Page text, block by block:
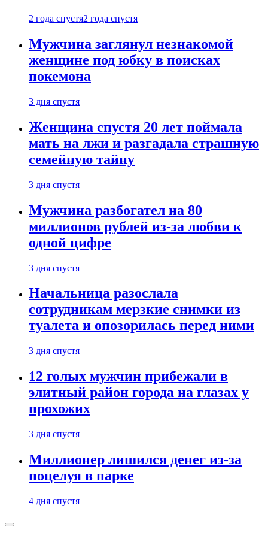
2 года спустя2 года спустя
Мужчина заглянул незнакомой
женщине под юбку в поисках
покемона
3 дня спустя
Женщина спустя 20 лет поймала
мать на лжи и разгадала страшную
семейную тайну
3 дня спустя
Мужчина разбогател на 80
миллионов рублей из-за любви к
одной цифре
3 дня спустя
Начальница разослала
сотрудникам мерзкие снимки из
туалета и опозорилась перед ними
3 дня спустя
12 голых мужчин прибежали в
элитный район города на глазах у
прохожих
3 дня спустя
Миллионер лишился денег из-за
поцелуя в парке
4 дня спустя